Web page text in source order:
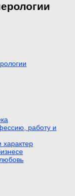
работу и
характер